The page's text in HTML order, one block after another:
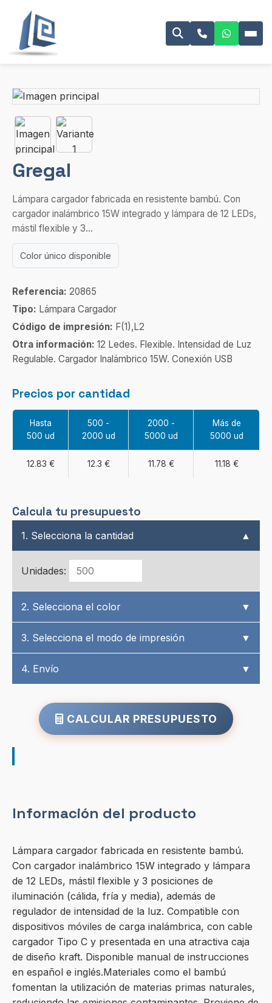
Gregal
Lámpara cargador fabricada en resistente bambú. Con
cargador inalámbrico 15W integrado y lámpara de 12 LEDs,
mástil flexible y 3...
Color único disponible
Referencia: 20865
Tipo: Lámpara Cargador
Código de impresión: F(1),L2
Otra información: 12 Ledes. Flexible. Intensidad de Luz
Regulable. Cargador Inalámbrico 15W. Conexión USB
Precios por cantidad
Hasta
500 ud
500 -
2000 ud
2000 -
5000 ud
Más de
5000 ud
12.83 € 12.3 € 11.78 € 11.18 €
Calcula tu presupuesto
1. Selecciona la cantidad ▲
Unidades:
2. Selecciona el color ▼
3. Selecciona el modo de impresión ▼
4. Envío ▼
CALCULAR PRESUPUESTO
Información del producto
Lámpara cargador fabricada en resistente bambú.
Con cargador inalámbrico 15W integrado y lámpara
de 12 LEDs, mástil flexible y 3 posiciones de
iluminación (cálida, fría y media), además de
regulador de intensidad de la luz. Compatible con
dispositivos móviles de carga inalámbrica, con cable
cargador Tipo C y presentada en una atractiva caja
de diseño kraft. Disponible manual de instrucciones
en español e inglés.Materiales como el bambú
fomentan la utilización de materias primas naturales,